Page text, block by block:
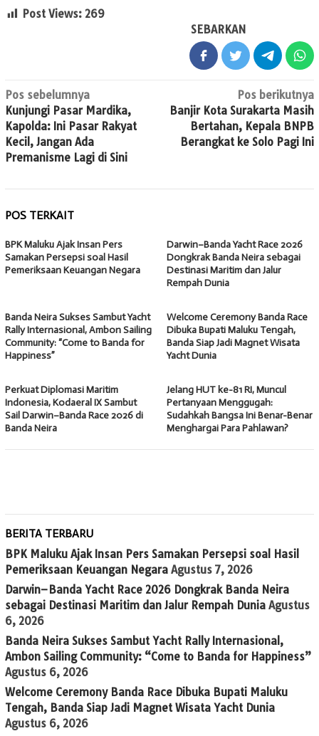
Post Views: 269
SEBARKAN
Navigasi
pos
Pos sebelumnya
Kunjungi Pasar Mardika,
Kapolda: Ini Pasar Rakyat
Kecil, Jangan Ada
Premanisme Lagi di Sini
Pos berikutnya
Banjir Kota Surakarta Masih
Bertahan, Kepala BNPB
Berangkat ke Solo Pagi Ini
POS TERKAIT
BPK Maluku Ajak Insan Pers
Samakan Persepsi soal Hasil
Pemeriksaan Keuangan Negara
Darwin–Banda Yacht Race 2026
Dongkrak Banda Neira sebagai
Destinasi Maritim dan Jalur
Rempah Dunia
Banda Neira Sukses Sambut Yacht
Rally Internasional, Ambon Sailing
Community: “Come to Banda for
Happiness”
Welcome Ceremony Banda Race
Dibuka Bupati Maluku Tengah,
Banda Siap Jadi Magnet Wisata
Yacht Dunia
Perkuat Diplomasi Maritim
Indonesia, Kodaeral IX Sambut
Sail Darwin–Banda Race 2026 di
Banda Neira
Jelang HUT ke-81 RI, Muncul
Pertanyaan Menggugah:
Sudahkah Bangsa Ini Benar-Benar
Menghargai Para Pahlawan?
BERITA TERBARU
BPK Maluku Ajak Insan Pers Samakan Persepsi soal Hasil
Pemeriksaan Keuangan Negara Agustus 7, 2026
Darwin–Banda Yacht Race 2026 Dongkrak Banda Neira
sebagai Destinasi Maritim dan Jalur Rempah Dunia Agustus
6, 2026
Banda Neira Sukses Sambut Yacht Rally Internasional,
Ambon Sailing Community: “Come to Banda for Happiness”
Agustus 6, 2026
Welcome Ceremony Banda Race Dibuka Bupati Maluku
Tengah, Banda Siap Jadi Magnet Wisata Yacht Dunia
Agustus 6, 2026